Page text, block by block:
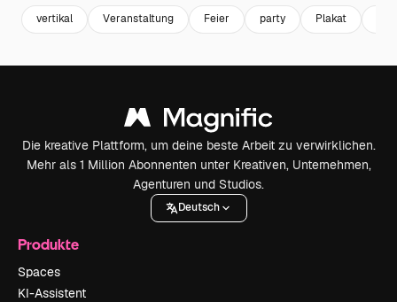
vertikal Veranstaltung Feier party Plakat
Die kreative Plattform, um deine beste Arbeit zu verwirklichen.
Mehr als 1 Million Abonnenten unter Kreativen, Unternehmen,
Agenturen und Studios.
Deutsch
Produkte
Spaces
KI-Assistent